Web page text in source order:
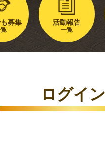
募集 活動報告
一覧
ログイン